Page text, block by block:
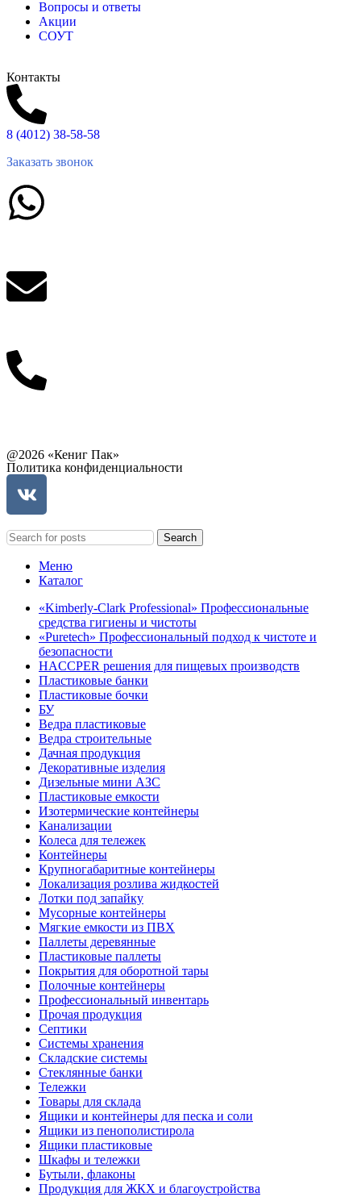
Вопросы и ответы
Акции
СОУТ
Контакты
8 (4012) 38-58-58
Заказать звонок
@2026 «Кениг Пак»
Политика конфиденциальности
Search
Меню
Каталог
«Kimberly-Clark Professional» Профессиональные
средства гигиены и чистоты
«Puretech» Профессиональный подход к чистоте и
безопасности
HACCPER решения для пищевых производств
Пластиковые банки
Пластиковые бочки
БУ
Ведра пластиковые
Ведра строительные
Дачная продукция
Декоративные изделия
Дизельные мини АЗС
Пластиковые емкости
Изотермические контейнеры
Канализации
Колеса для тележек
Контейнеры
Крупногабаритные контейнеры
Локализация розлива жидкостей
Лотки под запайку
Мусорные контейнеры
Мягкие емкости из ПВХ
Паллеты деревянные
Пластиковые паллеты
Покрытия для оборотной тары
Полочные контейнеры
Профессиональный инвентарь
Прочая продукция
Септики
Системы хранения
Складские системы
Стеклянные банки
Тележки
Товары для склада
Ящики и контейнеры для песка и соли
Ящики из пенополистирола
Ящики пластиковые
Шкафы и тележки
Бутыли, флаконы
Продукция для ЖКХ и благоустройства